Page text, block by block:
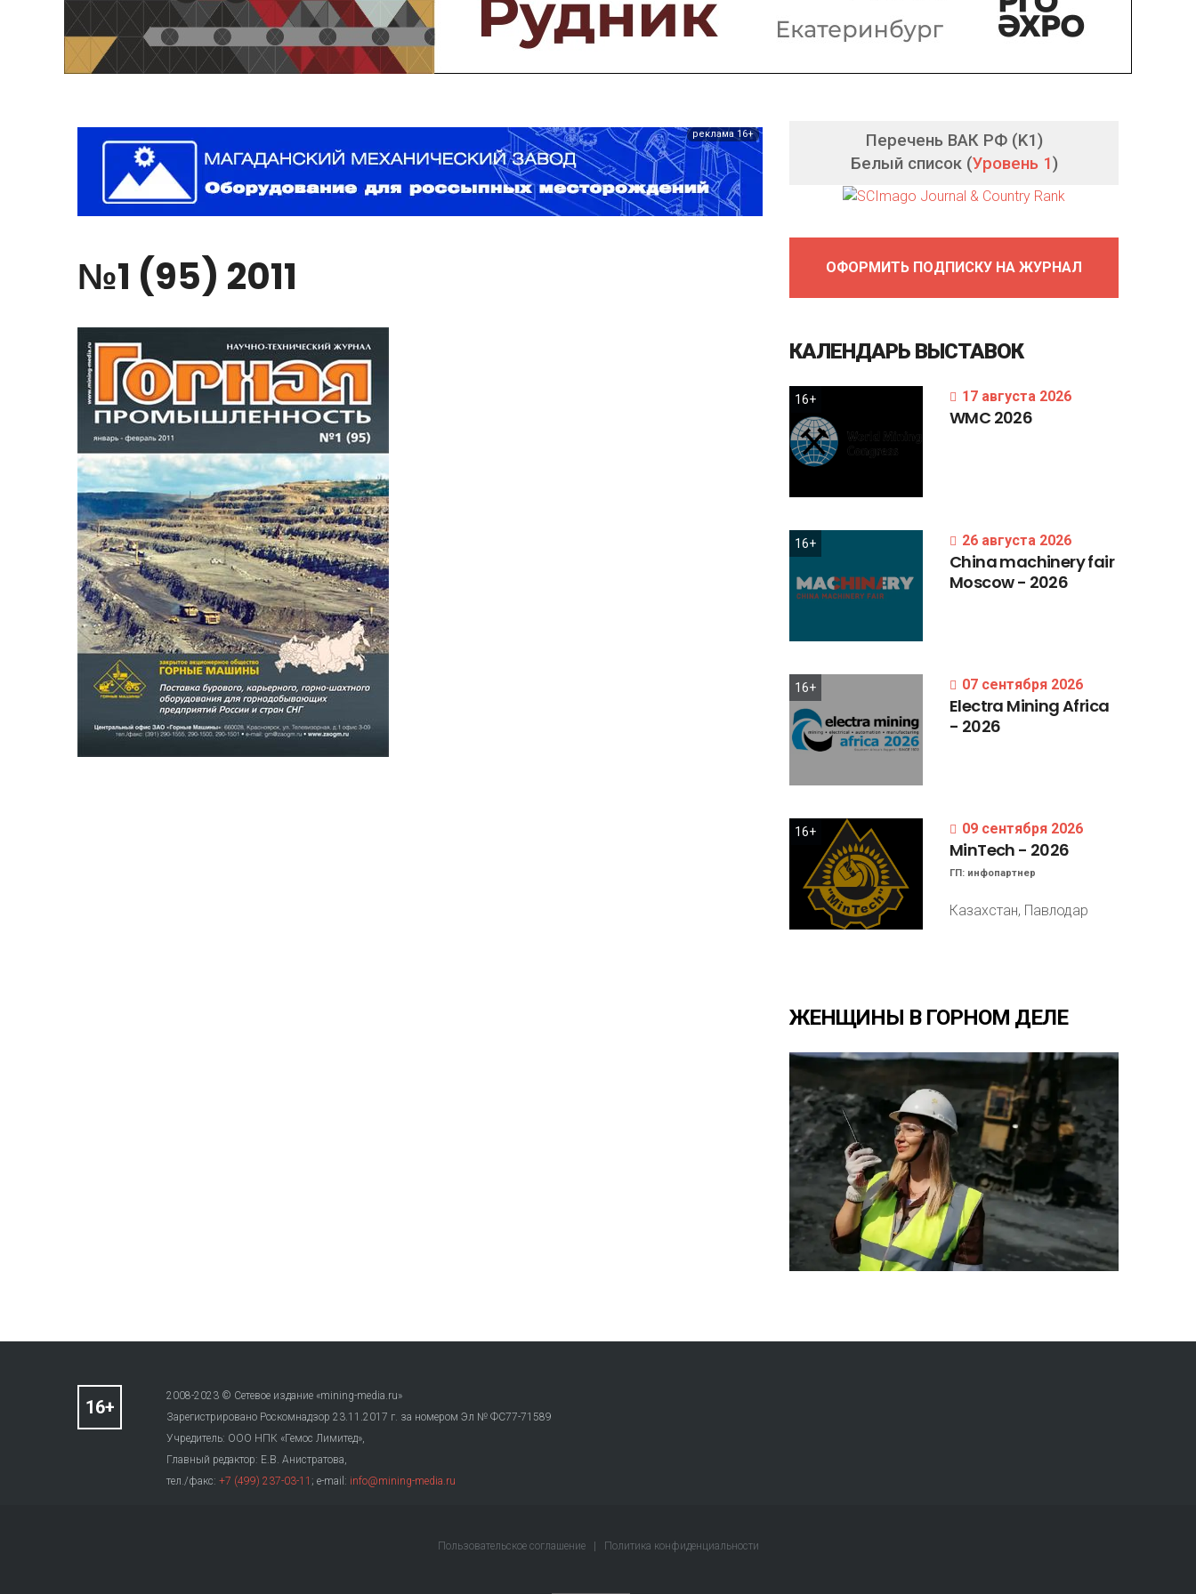
Предприятия и компании
Интервью
Выставки, Конференции
реклама 16+
№1 (95) 2011
Перечень ВАК РФ (K1)
Белый список (Уровень 1)
ОФОРМИТЬ ПОДПИСКУ НА ЖУРНАЛ
КАЛЕНДАРЬ ВЫСТАВОК
16+ 17 августа 2026
WMC 2026
16+ 26 августа 2026
Chinamachineryfair
Moscow- 2026
16+ 07 сентября 2026
Electra MiningAfrica
- 2026
16+ 09 сентября 2026
MinTech - 2026
ГП: инфопартнер
Казахстан, Павлодар
ЖЕНЩИНЫ В ГОРНОМ ДЕЛЕ
2008-2023 © Сетевое издание «mining-media.ru»
Зарегистрировано Роскомнадзор 23.11.2017 г. за номером Эл № ФС77-71589
Учредитель: ООО НПК «Гемос Лимитед»,
Главный редактор: Е.В. Анистратова,
тел./факс: +7 (499) 237-03-11 ; e-mail: info@mining-media.ru
Пользовательское соглашение Политика конфиденциальности